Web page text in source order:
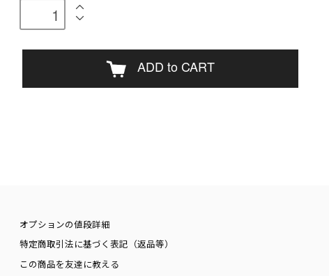
ADD to CART
オプションの値段詳細
特定商取引法に基づく表記（返品等）
この商品を友達に教える